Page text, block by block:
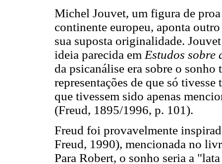
Michel Jouvet, um figura de
continente europeu, aponta
sua suposta originalidade.
ideia parecida em Estudos sobre
da psicanálise era sobre o sonho
representações de que só
que tivessem sido apenas
(Freud, 1895/1996, p. 101).
Freud foi provavelmente
Freud, 1990), mencionada no
Para Robert, o sonho seria a